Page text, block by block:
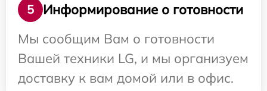
5
Информирование о готовности
Мы сообщим Вам о готовности
Вашей техники LG, и мы организуем
доставку к вам домой или в офис.